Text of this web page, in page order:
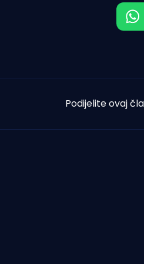
Podijelite ovaj